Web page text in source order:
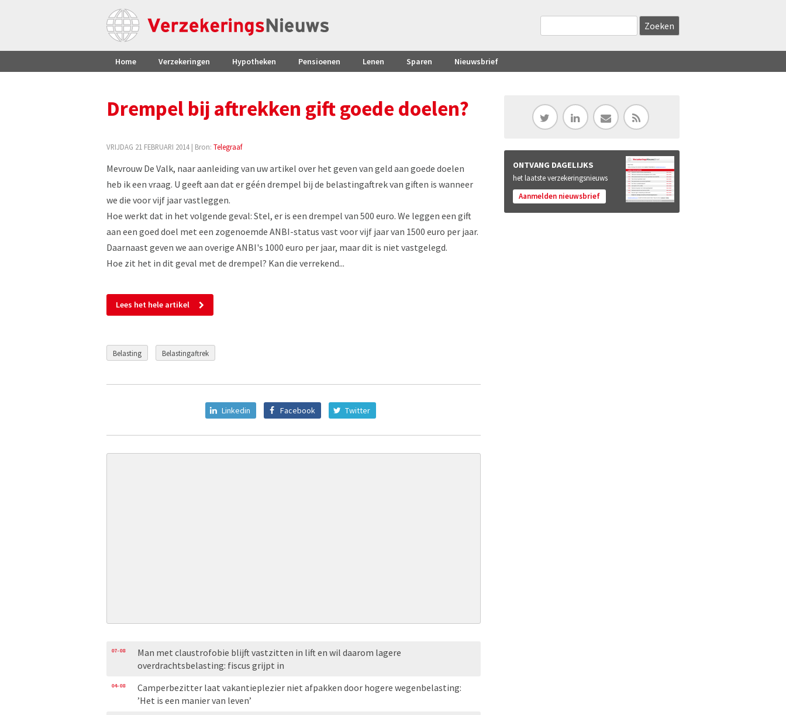
Home Verzekeringen Hypotheken Pensioenen Lenen Sparen Nieuwsbrief
Drempel bij aftrekken gift goede doelen?
VRIJDAG 21 FEBRUARI 2014 | Bron: Telegraaf
Mevrouw De Valk, naar aanleiding van uw artikel over het geven van geld aan goede doelen
heb ik een vraag. U geeft aan dat er géén drempel bij de belastingaftrek van giften is wanneer
we die voor vijf jaar vastleggen.
Hoe werkt dat in het volgende geval: Stel, er is een drempel van 500 euro. We leggen een gift
aan een goed doel met een zogenoemde ANBI-status vast voor vijf jaar van 1500 euro per jaar.
Daarnaast geven we aan overige ANBI's 1000 euro per jaar, maar dit is niet vastgelegd.
Hoe zit het in dit geval met de drempel? Kan die verrekend...
Lees het hele artikel
Belasting Belastingaftrek
Linkedin Facebook Twitter
07-08
Man met claustrofobie blijft vastzitten in lift en wil daarom lagere
overdrachtsbelasting: fiscus grijpt in
04-08
Camperbezitter laat vakantieplezier niet afpakken door hogere wegenbelasting:
’Het is een manier van leven’
ONTVANG DAGELIJKS
het laatste verzekeringsnieuws
Aanmelden nieuwsbrief